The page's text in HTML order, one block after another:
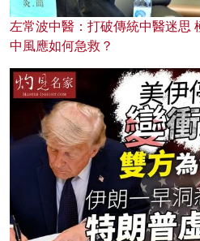
左常波中醫：打破傳統中醫迷思
中風應如何急救？